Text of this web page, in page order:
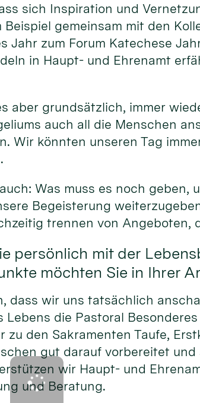
sich Inspiration und
Beispiel gemeinsam mit den
Jahr zum Forum Katechese
in Haupt- und Ehrenamt
aber grundsätzlich, immer
auch all die Menschen
Wir könnten unseren Tag
Was muss es noch geben,
Begeisterung
trennen von Angeboten,
persönlich mit der
möchten Sie in Ihrer
dass wir uns tatsächlich
Lebens die Pastoral
zu den Sakramenten Taufe,
gut darauf vorbereitet
wir Haupt- und
und Beratung.